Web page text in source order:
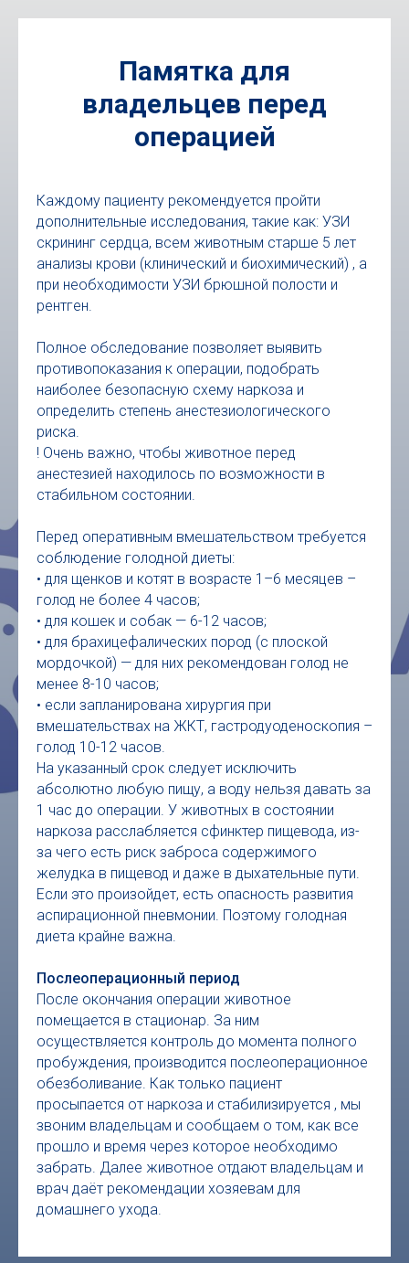
Памятка для
владельцев перед
операцией
Каждому пациенту рекомендуется пройти
дополнительные исследования, такие как: УЗИ
скрининг сердца, всем животным старше 5 лет
анализы крови (клинический и биохимический) , а
при необходимости УЗИ брюшной полости и
рентген.
Полное обследование позволяет выявить
противопоказания к операции, подобрать
наиболее безопасную схему наркоза и
определить степень анестезиологического
риска.
! Очень важно, чтобы животное перед
анестезией находилось по возможности в
стабильном состоянии.
Перед оперативным вмешательством требуется
соблюдение голодной диеты:
• для щенков и котят в возрасте 1–6 месяцев –
голод не более 4 часов;
• для кошек и собак — 6-12 часов;
• для брахицефалических пород (с плоской
мордочкой) — для них рекомендован голод не
менее 8-10 часов;
• если запланирована хирургия при
вмешательствах на ЖКТ, гастродуоденоскопия –
голод 10-12 часов.
На указанный срок следует исключить
абсолютно любую пищу, а воду нельзя давать за
1 час до операции. У животных в состоянии
наркоза расслабляется сфинктер пищевода, из-
за чего есть риск заброса содержимого
желудка в пищевод и даже в дыхательные пути.
Если это произойдет, есть опасность развития
аспирационной пневмонии. Поэтому голодная
диета крайне важна.
Послеоперационный период
После окончания операции животное
помещается в стационар. За ним
осуществляется контроль до момента полного
пробуждения, производится послеоперационное
обезболивание. Как только пациент
просыпается от наркоза и стабилизируется , мы
звоним владельцам и сообщаем о том, как все
прошло и время через которое необходимо
забрать. Далее животное отдают владельцам и
врач даёт рекомендации хозяевам для
домашнего ухода.